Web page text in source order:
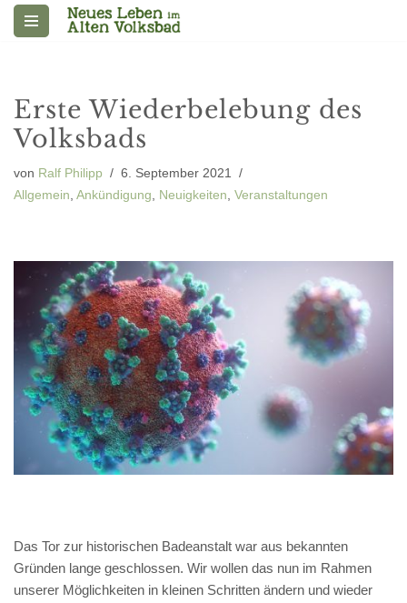
Erste Wiederbelebung des
Volksbads
von Ralf Philipp
6. September 2021
Allgemein, Ankündigung, Neuigkeiten, Veranstaltungen
Das Tor zur historischen Badeanstalt war aus bekannten
Gründen lange geschlossen. Wir wollen das nun im Rahmen
unserer Möglichkeiten in kleinen Schritten ändern und wieder